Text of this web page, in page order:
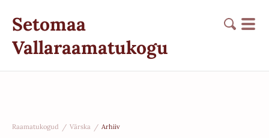
Setomaa
Vallaraamatukogu
Raamatukogud / Värska / Arhiiv